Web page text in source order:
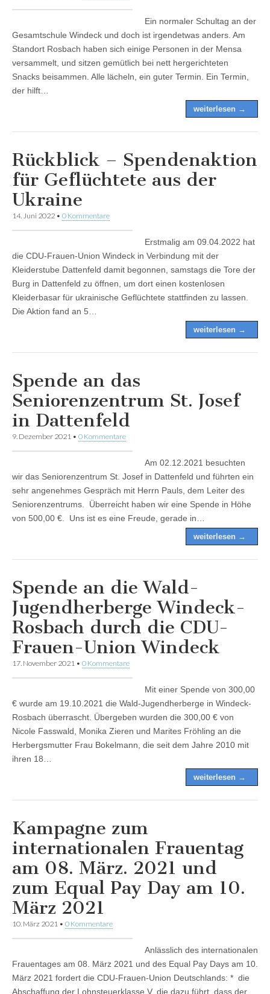
Ein normaler Schultag an der
Gesamtschule Windeck und doch ist irgendetwas anders. Am
Standort Rosbach haben sich einige Personen in der Mensa
versammelt, und sitzen gemütlich bei nett hergerichteten
Snacks beisammen. Alle lächeln, ein guter Termin. Ein Termin,
der hilft…
weiterlesen →
Rückblick – Spendenaktion
für Geflüchtete aus der
Ukraine
14. Juni 2022 • 0 Kommentare
Erstmalig am 09.04.2022 hat
die CDU-Frauen-Union Windeck in Verbindung mit der
Kleiderstube Dattenfeld damit begonnen, samstags die Tore der
Burg in Dattenfeld zu öffnen, um dort einen kostenlosen
Kleiderbasar für ukrainische Geflüchtete stattfinden zu lassen.
Die Aktion fand an 5…
weiterlesen →
Spende an das
Seniorenzentrum St. Josef
in Dattenfeld
9. Dezember 2021 • 0 Kommentare
Am 02.12.2021 besuchten
wir das Seniorenzentrum St. Josef in Dattenfeld und führten ein
sehr angenehmes Gespräch mit Herrn Pauls, dem Leiter des
Seniorenzentrums. Überreicht haben wir eine Spende in Höhe
von 500,00 €. Uns ist es eine Freude, gerade in…
weiterlesen →
Spende an die Wald-
Jugendherberge Windeck-
Rosbach durch die CDU-
Frauen-Union Windeck
17. November 2021 • 0 Kommentare
Mit einer Spende von 300,00
€ wurde am 19.10.2021 die Wald-Jugendherberge in Windeck-
Rosbach überrascht. Übergeben wurden die 300,00 € von
Nicole Fasswald, Monika Zieren und Marites Fröhling an die
Herbergsmutter Frau Bokelmann, die seit dem Jahre 2010 mit
ihren 18…
weiterlesen →
Kampagne zum
internationalen Frauentag
am 08. März. 2021 und
zum Equal Pay Day am 10.
März 2021
10. März 2021 • 0 Kommentare
Anlässlich des internationalen
Frauentages am 08. März 2021 und des Equal Pay Days am 10.
März 2021 fordert die CDU-Frauen-Union Deutschlands: * die
Abschaffung der Lohnsteuerklasse V, die dazu führt, dass der